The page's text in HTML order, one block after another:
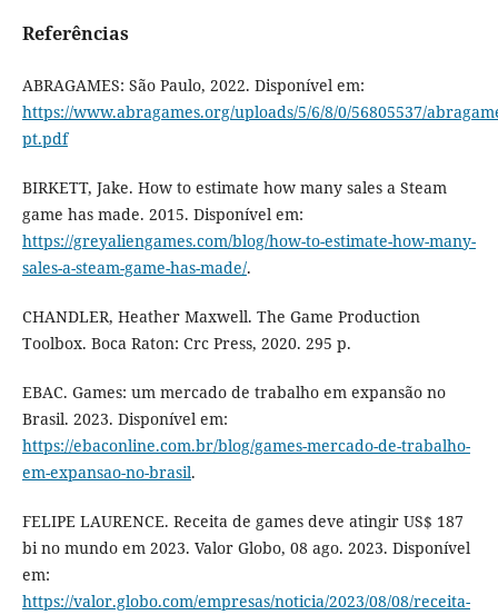
Referências
ABRAGAMES: São Paulo, 2022. Disponível em:
https://www.abragames.org/uploads/5/6/8/0/56805537/
pt.pdf
BIRKETT, Jake. How to estimate how many sales a Steam
game has made. 2015. Disponível em:
https://greyaliengames.com/blog/how-to-estimate-how-many-
sales-a-steam-game-has-made/.
CHANDLER, Heather Maxwell. The Game Production
Toolbox. Boca Raton: Crc Press, 2020. 295 p.
EBAC. Games: um mercado de trabalho em expansão no
Brasil. 2023. Disponível em:
https://ebaconline.com.br/blog/games-mercado-de-trabalho-
em-expansao-no-brasil.
FELIPE LAURENCE. Receita de games deve atingir US$ 187
bi no mundo em 2023. Valor Globo, 08 ago. 2023. Disponível
em:
https://valor.globo.com/empresas/noticia/2023/08/08/receita-